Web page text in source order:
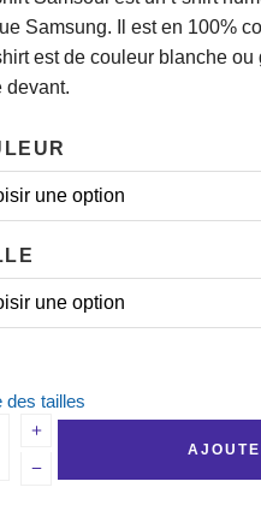
Samsung. Il est en 100%
est de couleur blanche
devant.
des tailles